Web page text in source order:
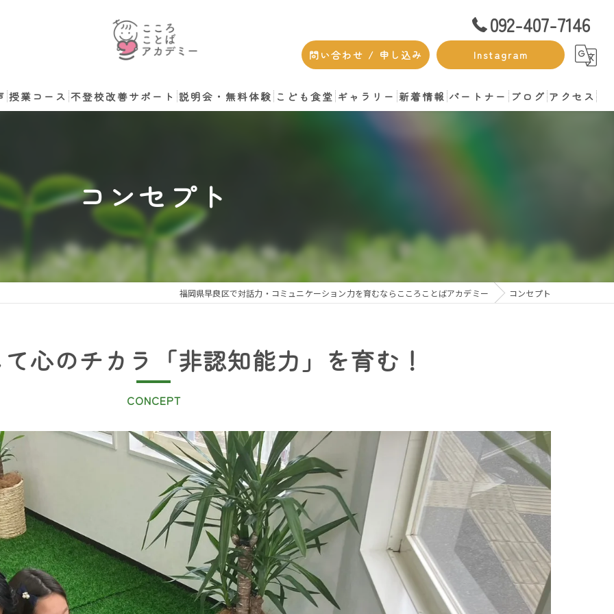
092-407-7146
問い合わせ / 申し込み Instagram
授業コース 不登校改善サポート 説明会・無料体験 こども食堂 ギャラリー 新着情報 パートナー ブログ アクセス
コンセプト
福岡県早良区で対話力・コミュニケーション力を育むならこころことばアカデミー コンセプト
心のチカラ「非認知能力」を育む！
CONCEPT